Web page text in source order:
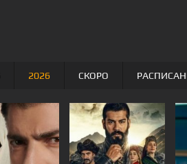
2026 СКОРО